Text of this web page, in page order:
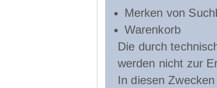
Merken von
Warenkorb
Die durch
werden nicht zur
In diesen